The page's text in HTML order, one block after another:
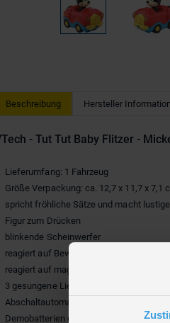
Beschreibung Hersteller
- Tut Tut Baby Flitzer -
Lieferumfang: 1 Fahrzeug
Größe Verpackung: ca. 12,7 x 11,7 x 7,1
spricht fröhliche Sätze und macht
Figur zum Drücken
blinkende Scheinwerfer
reagiert auf Bewegung der Räder
reagiert auf magische Sensoren der Tut
3 gesungene Lieder und 6 Kindermelodien
Abschaltautomatik
Demobatterien enthalten: 2x AAA